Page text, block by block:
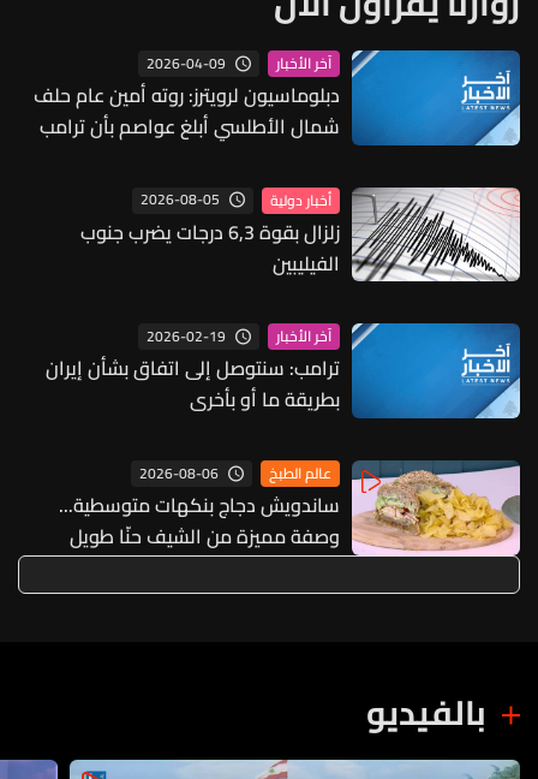
آخر الأخبار 2026-04-09
دبلوماسيون لرويترز: روته أمين عام حلف
شمال الأطلسي أبلغ عواصم بأن ترامب
المقبلة للمساعدة في تأمين مضيق
هرمز
أخبار دولية 2026-08-05
زلزال بقوة 6,3 درجات يضرب جنوب
الفيليبين
آخر الأخبار 2026-02-19
ترامب: سنتوصل إلى اتفاق بشأن إيران
بطريقة ما أو بأخرى
عالم الطبخ 2026-08-06
ساندويش دجاج بنكهات متوسطية...
وصفة مميزة من الشيف حنّا طويل
(فيديو)
بالفيديو